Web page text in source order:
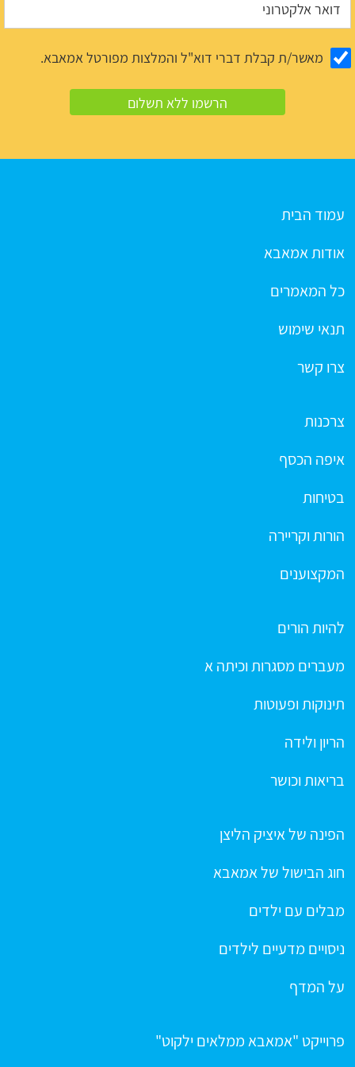
מאשר/ת קבלת דברי דוא"ל והמלצות מפורטל אמאבא.
עמוד הבית
אודות אמאבא
כל המאמרים
תנאי שימוש
צרו קשר
צרכנות
איפה הכסף
בטיחות
הורות וקריירה
המקצוענים
להיות הורים
מעברים מסגרות וכיתה א
תינוקות ופעוטות
הריון ולידה
בריאות וכושר
הפינה של איציק הליצן
חוג הבישול של אמאבא
מבלים עם ילדים
ניסויים מדעיים לילדים
על המדף
פרוייקט "אמאבא ממלאים ילקוט"